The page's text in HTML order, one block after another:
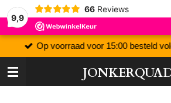
9,9
66 Reviews
Op voorraad voor 15:00 besteld